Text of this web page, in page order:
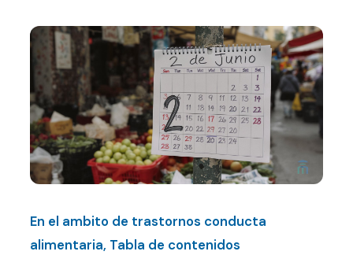
Tests
Blog
Convenios
Contacto
En el ambito de trastornos conducta
alimentaria, Tabla de contenidos